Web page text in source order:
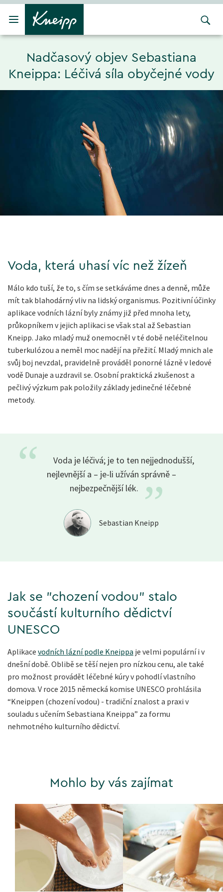
Přejít na hlavní obsah
Přejít na obsah patičky
Nadčasový objev Sebastiana
Kneippa: Léčivá síla obyčejné vody
Voda, která uhasí víc než žízeň
Málo kdo tuší, že to, s čím se setkáváme dnes a denně, může
mít tak blahodárný vliv na lidský organismus. Pozitivní účinky
aplikace vodních lázní byly známy již před mnoha lety,
průkopníkem v jejich aplikaci se však stal až Sebastian
Kneipp. Jako mladý muž onemocněl v té době neléčitelnou
tuberkulózou a neměl moc nadějí na přežití. Mladý mnich ale
svůj boj nevzdal, pravidelně prováděl ponorné lázně v ledové
vodě Dunaje a uzdravil se. Osobní praktická zkušenost a
pečlivý výzkum pak položily základy jedinečné léčebné
metody.
“
Voda je léčivá; je to ten nejjednodušší,
nejlevnější a – je-li užíván správně –
nejbezpečnějšílék. ”
Sebastian Kneipp
Jak se "chození vodou" stalo
součástí kulturního dědictví
UNESCO
Aplikace vodních lázní podle Kneippa je velmi populární i v
dnešní době. Oblibě se těší nejen pro nízkou cenu, ale také
pro možnost provádět léčebné kúry v pohodlí vlastního
domova. V roce 2015 německá komise UNESCO prohlásila
“Kneippen (chození vodou) - tradiční znalost a praxi v
souladu s učením Sebastiana Kneippa” za formu
nehmotného kulturního dědictví.
Mohlo by vás zajímat